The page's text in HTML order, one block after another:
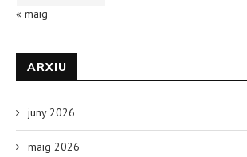
« maig
ARXIU
juny 2026
maig 2026